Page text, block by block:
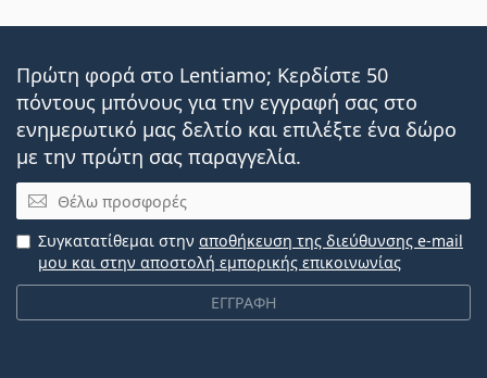
Πρώτη φορά στο Lentiamo; Κερδίστε 50
πόντους μπόνους για την εγγραφή σας στο
ενημερωτικό μας δελτίο και επιλέξτε ένα δώρο
με την πρώτη σας παραγγελία.
Email
ΕΓΓΡΑΦΗ
Συγκατατίθεμαι στην αποθήκευση της διεύθυνσης e-mail
μου και στην αποστολή εμπορικής επικοινωνίας